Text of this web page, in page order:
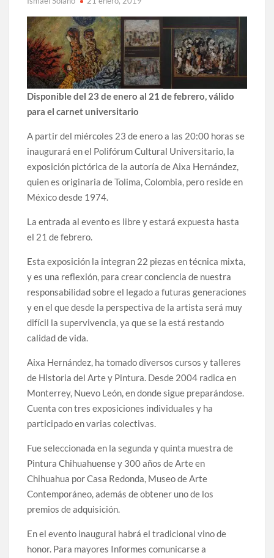
Lanza Municipio convocatoria “Chihuahua Deja Huella”
para convertir el arte local en identidad
Invitan a descubrir la escena cinematográfica del norte
con la muestra “División del Norte: Episodio 2” en Ciudad
Juárez y la capital
Conmemorará Casa Chihuahua el aniversario luctuoso de
Miguel Hidalgo
Continúa abierta la convocatoria para el Premio Indígena
Literario “Erasmo Palma”
Inaugura Municipio exposición “Horizontes Opuestos” en
el Aeropuerto Internacional de Chihuahua
Arranca Ofech su Temporada de Conciertos de Verano con
presentaciones gratuitas en Palacio de Gobierno
Invita Secretaría de Cultura al Festival Omáwari 2026 a
celebrarse en Delicias
Amplía Biblioteca Central “Carlos Montemayor”
actividades gratuitas para este mes de julio
Disponible del 23 de enero al 21 de febrero, válido
para el carnet universitario
A partir del miércoles 23 de enero a las 20:00 horas se
inaugurará en el Polifórum Cultural Universitario, la
exposición pictórica de la autoría de Aixa Hernández,
quien es originaria de Tolima, Colombia, pero reside en
México desde 1974.
La entrada al evento es libre y estará expuesta hasta
el 21 de febrero.
Esta exposición la integran 22 piezas en técnica mixta,
y es una reflexión, para crear conciencia de nuestra
responsabilidad sobre el legado a futuras generaciones
y en el que desde la perspectiva de la artista será muy
difícil la supervivencia, ya que se la está restando
calidad de vida.
Aixa Hernández, ha tomado diversos cursos y talleres
de Historia del Arte y Pintura. Desde 2004 radica en
Monterrey, Nuevo León, en donde sigue preparándose.
Cuenta con tres exposiciones individuales y ha
participado en varias colectivas.
Fue seleccionada en la segunda y quinta muestra de
Pintura Chihuahuense y 300 años de Arte en
Chihuahua por Casa Redonda, Museo de Arte
Contemporáneo, además de obtener uno de los
premios de adquisición.
En el evento inaugural habrá el tradicional vino de
honor. Para mayores Informes comunicarse a